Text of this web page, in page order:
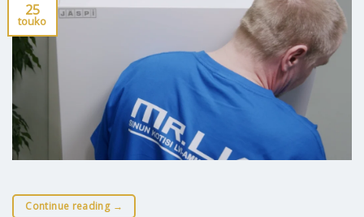
25
touko
Continue reading →